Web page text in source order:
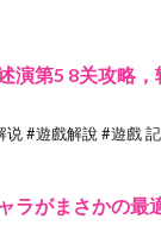
演第5 8关攻略
#遊戲解說 #遊戲
ラがまさかの